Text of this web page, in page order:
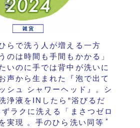
らで洗う人が増える一方
のは時間も手間もかかる」
いのに手では背中が洗いに
声から生まれた『泡で出て
シュ シャワーヘッド』。シ
浄液をINしたら“浴びるだ
ラクに洗える「まさつゼロ
実現 。手のひら洗い同等 ＊